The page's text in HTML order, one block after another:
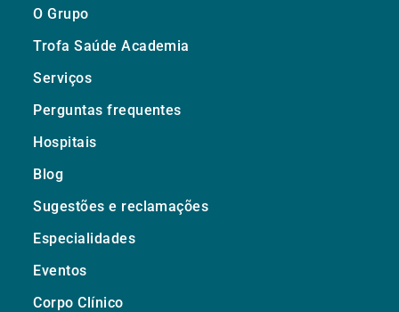
O Grupo
Trofa Saúde Academia
Serviços
Perguntas frequentes
Hospitais
Blog
Sugestões e reclamações
Especialidades
Eventos
Corpo Clínico